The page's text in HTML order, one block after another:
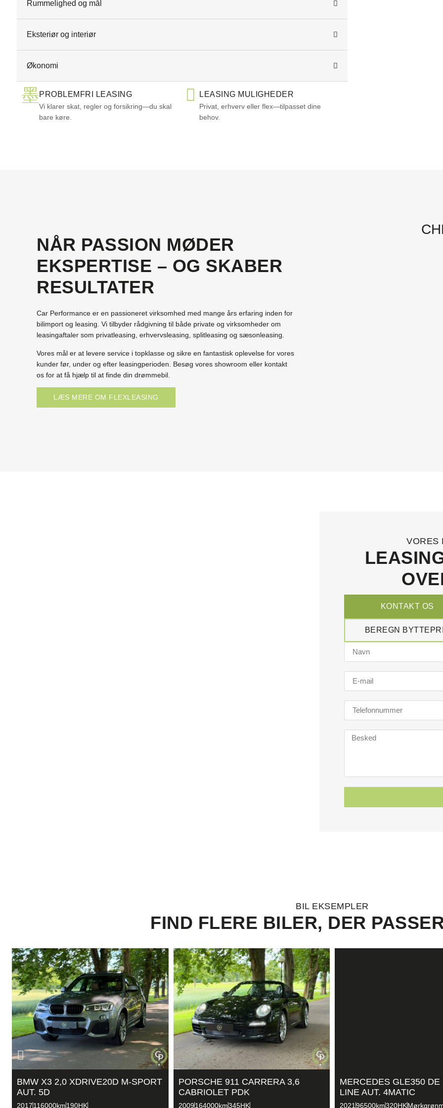
Rummelighed og mål
Eksteriør og interiør
Økonomi
PROBLEMFRI LEASING
Vi klarer skat, regler og forsikring—du skal
bare køre.
LEASING MULIGHEDER
Privat, erhverv eller flex—tilpasset dine
behov.
NÅR PASSION MØDER
EKSPERTISE – OG SKABER
RESULTATER
Car Performance er en passioneret virksomhed med mange års erfaring inden for
bilimport og leasing. Vi tilbyder rådgivning til både private og virksomheder om
leasingaftaler som privatleasing, erhvervsleasing, splitleasing og sæsonleasing.
Vores mål er at levere service i topklasse og sikre en fantastisk oplevelse for vores
kunder før, under og efter leasingperioden. Besøg vores showroom eller kontakt
os for at få hjælp til at finde din drømmebil.
LÆS MERE OM FLEXLEASING
VORES
KONTAKT OS
BEREGN
BIL EKSEMPLER
FIND FLERE BILER, DER
BMW X3 2,0 XDRIVE20D M-SPORT
AUT. 5D
2017116000km190HK
PORSCHE 911 CARRERA 3,6
CABRIOLET PDK
2009164000km345HK
MERCEDES GLE350 DE
LINE AUT. 4MATIC
2021 96500km320HK